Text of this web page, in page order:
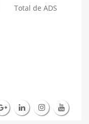
Total de ADS